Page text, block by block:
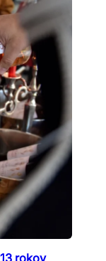
rokov